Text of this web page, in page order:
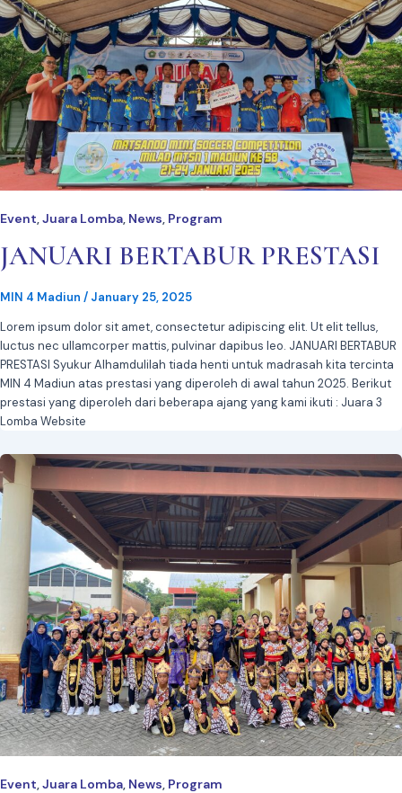
Event,Juara Lomba, News, Program
JANUARI BERTABUR PRESTASI
MIN 4 Madiun / January 25, 2025
Lorem ipsum dolor sit amet, consectetur adipiscing elit. Ut elit tellus,
luctus nec ullamcorper mattis, pulvinar dapibus leo. JANUARI BERTABUR
PRESTASI Syukur Alhamdulilah tiada henti untuk madrasah kita tercinta
MIN 4 Madiun atas prestasi yang diperoleh di awal tahun 2025. Berikut
prestasi yang diperoleh dari beberapa ajang yang kami ikuti : Juara 3
Lomba Website
Event,Juara Lomba, News, Program